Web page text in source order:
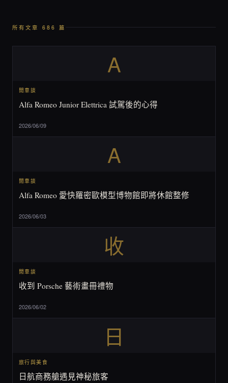
所有文章 686 篇
A
閒車談
Alfa Romeo Junior Elettrica 試駕後的心得
2026/06/09
A
閒車談
Alfa Romeo 愛快羅密歐模型博物館即將休館整修
2026/06/03
收
閒車談
收到 Porsche 藝術畫冊禮物
2026/06/02
日
旅行與美食
日航商務艙遇見神秘旅客